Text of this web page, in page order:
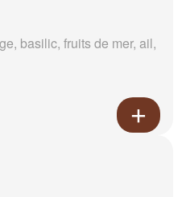
basilic, fruits de mer, ail,